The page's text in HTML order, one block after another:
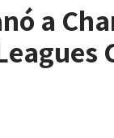
a